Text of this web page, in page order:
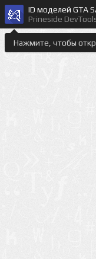
Нажмите, чтобы
ID моделей GTA
Prineside